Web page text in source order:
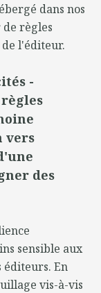
dans nos
règles
l'éditeur.
-
vers
des
sensible aux
éditeurs. En
vis-à-vis